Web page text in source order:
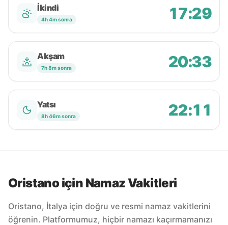
İkindi
4h 4m sonra 17:29
Akşam
7h 8m sonra 20:33
Yatsı
8h 46m sonra 22:11
Oristano için Namaz Vakitleri
Oristano, İtalya için doğru ve resmi namaz vakitlerini
öğrenin. Platformumuz, hiçbir namazı kaçırmamanızı